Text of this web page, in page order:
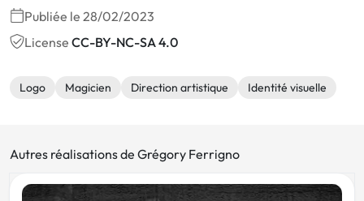
Publiée le 28/02/2023
License CC-BY-NC-SA 4.0
Logo Magicien Direction artistique Identité visuelle
Autres réalisations de Grégory Ferrigno